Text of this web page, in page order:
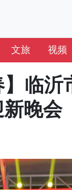
文旅 视频
】临
晚会